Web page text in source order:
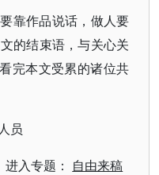
靠作品说话，做人要
的结束语，与关心关
完本文受累的诸位共
员
入专题： 自由来稿